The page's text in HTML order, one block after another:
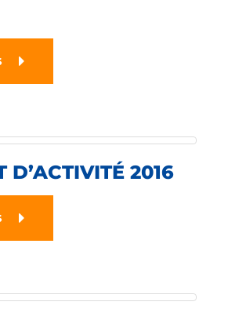
D’ACTIVITÉ 2016